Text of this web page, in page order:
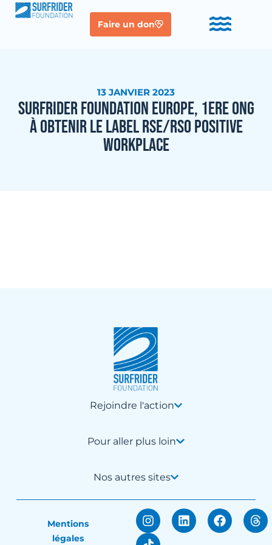
Faire un don
13 JANVIER 2023
SURFRIDER FOUNDATION EUROPE, 1ERE ONG
À OBTENIR LE LABEL RSE/RSO POSITIVE
WORKPLACE
Rejoindre l'action
Pour aller plus loin
Nos autres sites
Mentions
légales